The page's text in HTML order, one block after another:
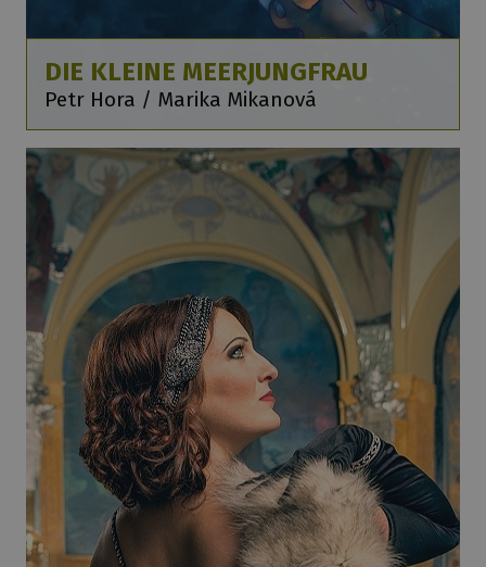
DIE KLEINE MEERJUNGFRAU
Petr Hora / Marika Mikanová